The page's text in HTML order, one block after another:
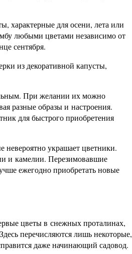
характерные для осени, лета или
любыми цветами независимо от
сентября.
из декоративной капусты,
При желании их можно
разные образы и настроения.
для быстрого приобретения
невероятно украшает цветники.
и камелии. Перезимовавшие
ежегодно приобретать новые
цветы в снежных проталинах,
перечисляются лишь некоторые,
даже начинающий садовод.